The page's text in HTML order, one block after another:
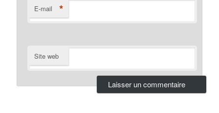
E-mail *
Site web